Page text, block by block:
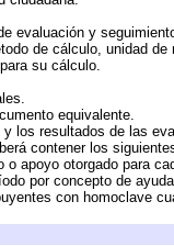
evaluación y
de cálculo, unidad
su cálculo.
equivalente.
los resultados de las
contener los
o apoyo otorgado para
por concepto de
con homoclave